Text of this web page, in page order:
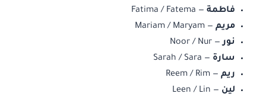
فاطمة — Fatima / Fatema
مريم — Mariam / Maryam
نور— Noor / Nur
سارة — Sarah / Sara
ريم — Reem / Rim
لين — Leen / Lin